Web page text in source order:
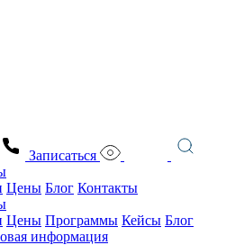
Записаться
Цены Блог Контакты
Цены Программы Кейсы Блог
информация